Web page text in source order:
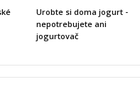
Urobte si doma jogurt -
nepotrebujete ani
jogurtovač